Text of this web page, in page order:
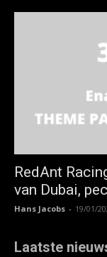
RedAnt
van Dubai,
Hans Jacobs - 19/01/
Laatste